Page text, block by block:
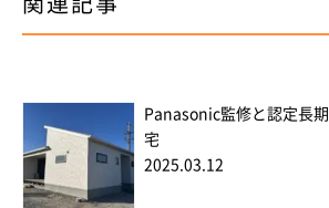
Panasonic監修と認定長
宅
2025.03.12